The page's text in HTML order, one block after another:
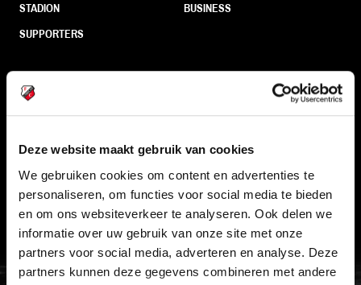
Deze website maakt gebruik van cookies
We gebruiken cookies om content en advertenties te
personaliseren, om functies voor social media te bieden
en om ons websiteverkeer te analyseren. Ook delen we
informatie over uw gebruik van onze site met onze
partners voor social media, adverteren en analyse. Deze
partners kunnen deze gegevens combineren met andere
STADION
SUPPORTERS
BUSINESS
Informatie
VEELGESTELDE VRAGEN
CONTACT
WERKEN BIJ
FC Utrecht<br>vanuit<br>het